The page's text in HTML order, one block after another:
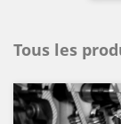
Tous les